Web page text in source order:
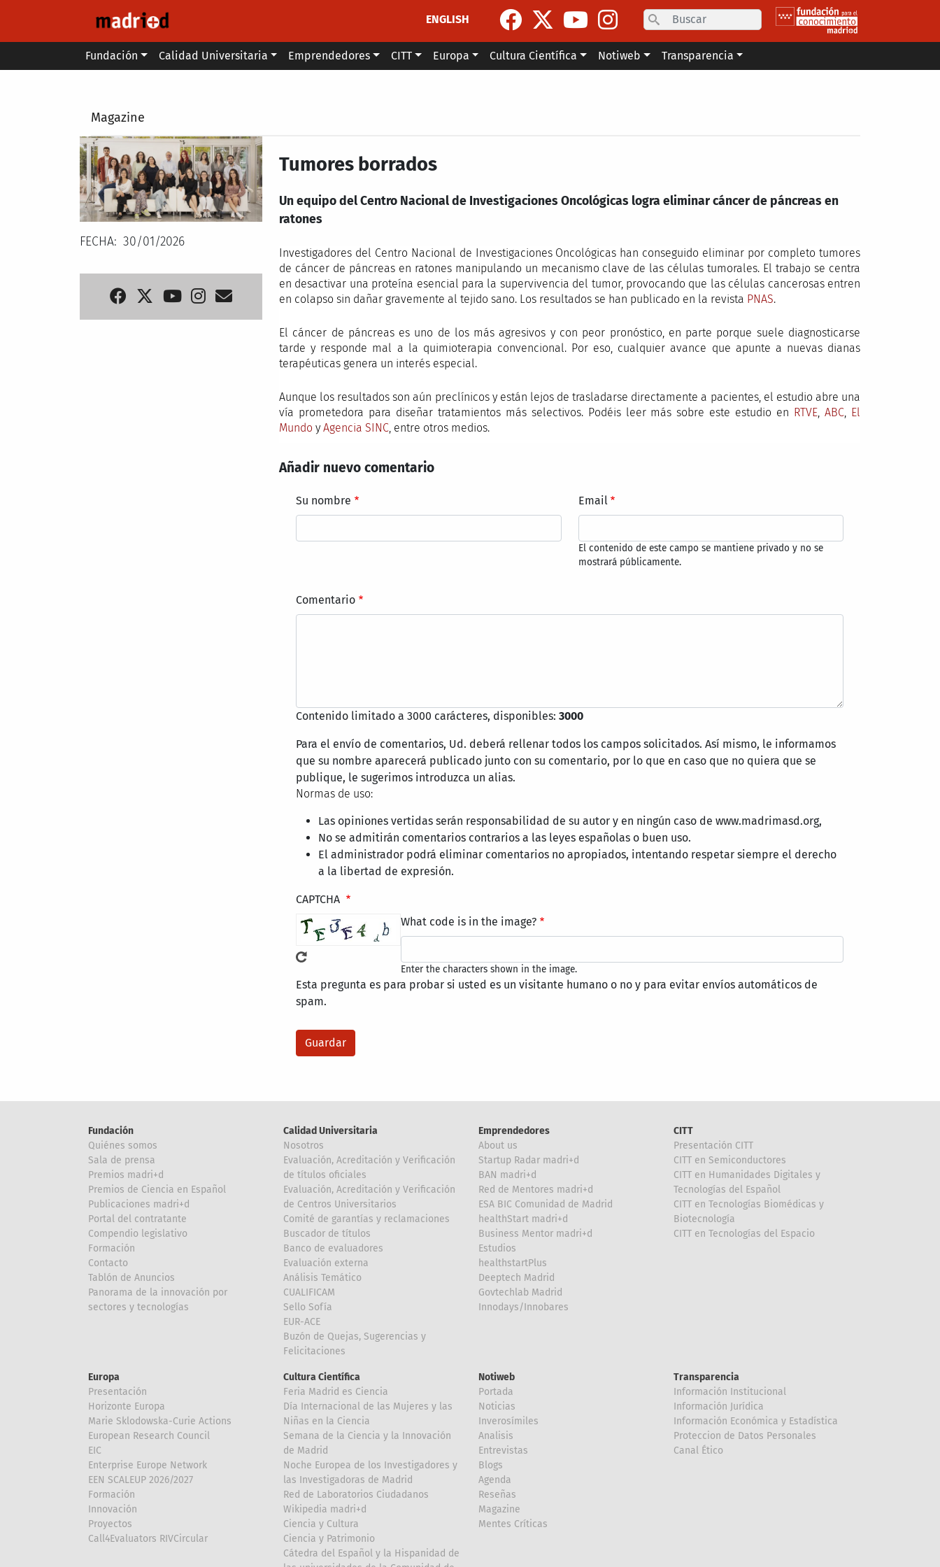
ENGLISH
Search
Main menu
Fundación Calidad Universitaria Emprendedores CITT Europa Cultura Científica Notiweb Transparencia
Magazine
FECHA 30/01/2026
Tumores borrados
Un equipo del Centro Nacional de Investigaciones Oncológicas logra eliminar cáncer de páncreas en
ratones
Investigadores del Centro Nacional de Investigaciones Oncológicas han conseguido eliminar por completo tumores
de cáncer de páncreas en ratones manipulando un mecanismo clave de las células tumorales. El trabajo se centra
en desactivar una proteína esencial para la supervivencia del tumor, provocando que las células cancerosas entren
en colapso sin dañar gravemente al tejido sano. Los resultados se han publicado en la revista PNAS.
El cáncer de páncreas es uno de los más agresivos y con peor pronóstico, en parte porque suele diagnosticarse
tarde y responde mal a la quimioterapia convencional. Por eso, cualquier avance que apunte a nuevas dianas
terapéuticas genera un interés especial.
Aunque los resultados son aún preclínicos y están lejos de trasladarse directamente a pacientes, el estudio abre una
vía prometedora para diseñar tratamientos más selectivos. Podéis leer más sobre este estudio en RTVE,ABC, El
Mundo y Agencia SINC, entre otros medios.
Añadir nuevo comentario
Su nombre Email
El contenido de este campo se mantiene privado y no se
mostrará públicamente.
Comentario
Contenido limitado a 3000 carácteres, disponibles: 3000
Para el envío de comentarios, Ud. deberá rellenar todos los campos solicitados. Así mismo, le informamos
que su nombre aparecerá publicado junto con su comentario, por lo que en caso que no quiera que se
publique, le sugerimos introduzca un alias.
Normas de uso:
Las opiniones vertidas serán responsabilidad de su autor y en ningún caso de www.madrimasd.org,
No se admitirán comentarios contrarios a las leyes españolas o buen uso.
El administrador podrá eliminar comentarios no apropiados, intentando respetar siempre el derecho
a la libertad de expresión.
CAPTCHA
What code is in the image?
Enter the characters shown in the image.
Esta pregunta es para probar si usted es un visitante humano o no y para evitar envíos automáticos de
spam.
Fundación
Quiénes somos
Sala de prensa
Premios madri+d
Premios de Ciencia en Español
Publicaciones madri+d
Portal del contratante
Compendio legislativo
Formación
Contacto
Tablón de Anuncios
Panorama de la innovación por
sectores y tecnologías
Calidad Universitaria
Nosotros
Evaluación, Acreditación y Verificación
de títulos oficiales
Evaluación, Acreditación y Verificación
de Centros Universitarios
Comité de garantías y reclamaciones
Buscador de títulos
Banco de evaluadores
Evaluación externa
Análisis Temático
CUALIFICAM
Sello Sofía
EUR-ACE
Buzón de Quejas, Sugerencias y
Felicitaciones
Emprendedores
About us
Startup Radar madri+d
BAN madri+d
Red de Mentores madri+d
ESA BIC Comunidad de Madrid
healthStart madri+d
Business Mentor madri+d
Estudios
healthstartPlus
Deeptech Madrid
Govtechlab Madrid
Innodays/Innobares
CITT
Presentación CITT
CITT en Semiconductores
CITT en Humanidades Digitales y
Tecnologías del Español
CITT en Tecnologías Biomédicas y
Biotecnología
CITT en Tecnologías del Espacio
Europa
Presentación
Horizonte Europa
Marie Sklodowska-Curie Actions
European Research Council
EIC
Enterprise Europe Network
EEN SCALEUP 2026/2027
Formación
Innovación
Proyectos
Call4Evaluators RIVCircular
Cultura Científica
Feria Madrid es Ciencia
Día Internacional de las Mujeres y las
Niñas en la Ciencia
Semana de la Ciencia y la Innovación
de Madrid
Noche Europea de los Investigadores y
las Investigadoras de Madrid
Red de Laboratorios Ciudadanos
Wikipedia madri+d
Ciencia y Cultura
Ciencia y Patrimonio
Cátedra del Español y la Hispanidad de
Notiweb
Portada
Noticias
Inverosímiles
Analisis
Entrevistas
Blogs
Agenda
Reseñas
Magazine
Mentes Críticas
Transparencia
Información Institucional
Información Jurídica
Información Económica y Estadística
Proteccion de Datos Personales
Canal Ético